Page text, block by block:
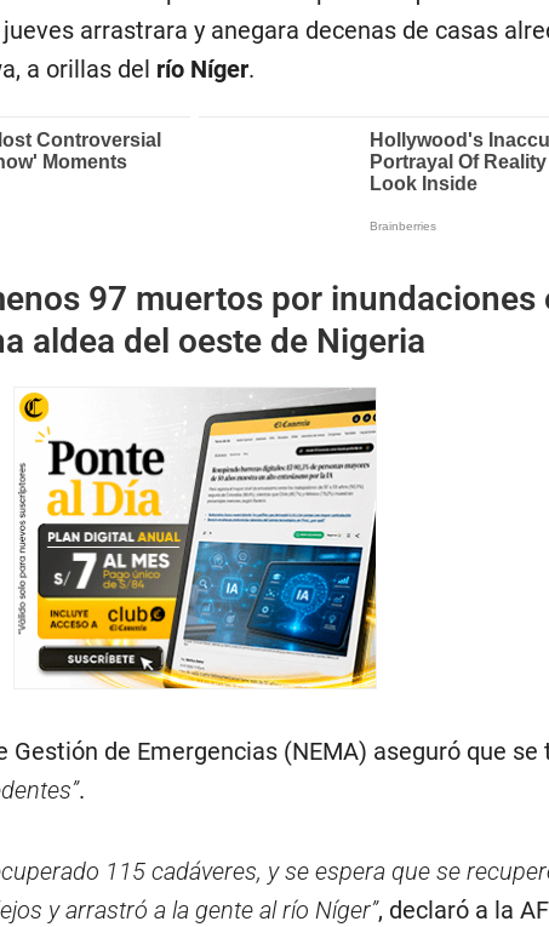
arrastrara y anegara decenas de casas
a orillas del río Níger.
97 muertos por inundaciones
aldea del oeste de Nigeria
Gestión de Emergencias (NEMA) aseguró que se
.
115 cadáveres, y se espera que se
y arrastró a la gente al río Níger”, declaró a la